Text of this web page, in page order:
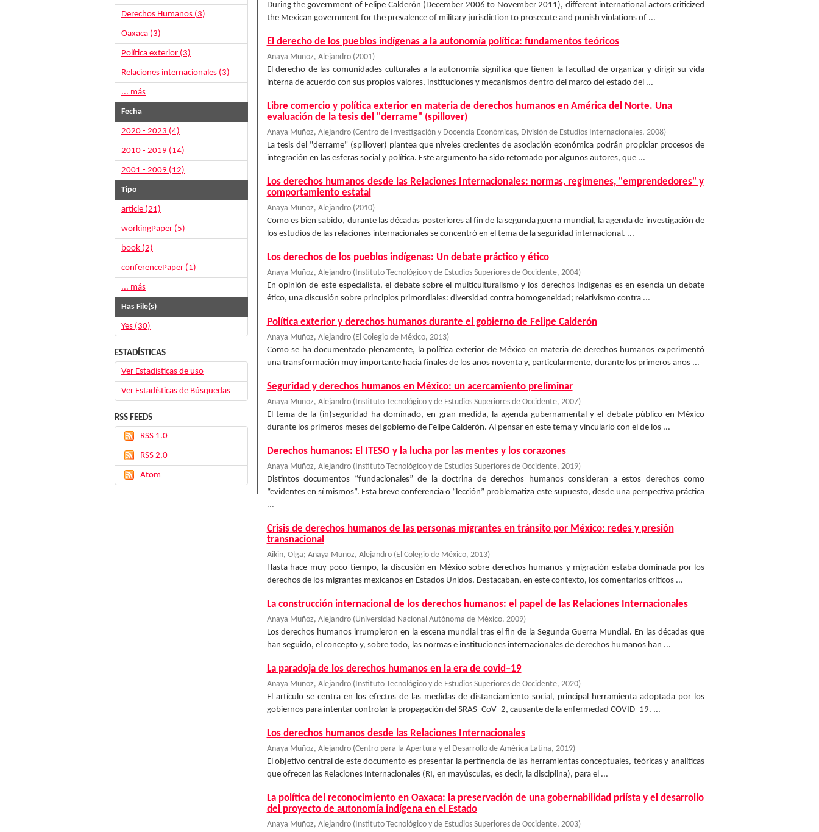
During the government of Felipe Calderón (December 2006 to November 2011), different international actors criticized
the Mexican government for the prevalence of military jurisdiction to prosecute and punish violations of ...
El derecho de los pueblos indígenas a la autonomía política: fundamentos teóricos
Anaya Muñoz, Alejandro (2001)
El derecho de las comunidades culturales a la autonomía significa que tienen la facultad de organizar y dirigir su vida
interna de acuerdo con sus propios valores, instituciones y mecanismos dentro del marco del estado del ...
Libre comercio y política exterior en materia de derechos humanos en América del Norte. Una
evaluación de la tesis del "derrame" (spillover)
Anaya Muñoz, Alejandro (Centro de Investigación y Docencia Económicas, División de Estudios Internacionales, 2008)
La tesis del "derrame" (spillover) plantea que niveles crecientes de asociación económica podrán propiciar procesos de
integración en las esferas social y política. Este argumento ha sido retomado por algunos autores, que ...
Los derechos humanos desde las Relaciones Internacionales: normas, regímenes, "emprendedores" y
comportamiento estatal
Anaya Muñoz, Alejandro (2010)
Como es bien sabido, durante las décadas posteriores al fin de la segunda guerra mundial, la agenda de investigación de
los estudios de las relaciones internacionales se concentró en el tema de la seguridad internacional. ...
Los derechos de los pueblos indígenas: Un debate práctico y ético
Anaya Muñoz, Alejandro ( Instituto Tecnológico y de Estudios Superiores de Occidente, 2004)
En opinión de este especialista, el debate sobre el multiculturalismo y los derechos indígenas es en esencia un debate
ético, una discusión sobre principios primordiales: diversidad contra homogeneidad; relativismo contra ...
Política exterior y derechos humanos durante el gobierno de Felipe Calderón
Anaya Muñoz, Alejandro ( El Colegio de México, 2013)
Como se ha documentado plenamente, la política exterior de México en materia de derechos humanos experimentó
una transformación muy importante hacia finales de los años noventa y, particularmente, durante los primeros años ...
Seguridad y derechos humanos en México: un acercamiento preliminar
Anaya Muñoz, Alejandro ( Instituto Tecnológico y de Estudios Superiores de Occidente, 2007)
El tema de la (in)seguridad ha dominado, en gran medida, la agenda gubernamental y el debate público en México
durante los primeros meses del gobierno de Felipe Calderón. Al pensar en este tema y vincularlo con el de los ...
Derechos humanos: El ITESO y la lucha por las mentes y los corazones
Anaya Muñoz, Alejandro ( Instituto Tecnológico y de Estudios Superiores de Occidente, 2019)
Distintos documentos “fundacionales” de la doctrina de derechos humanos consideran a estos derechos como
“evidentes en sí mismos”. Esta breve conferencia o “lección” problematiza este supuesto, desde una perspectiva práctica
...
Crisis de derechos humanos de las personas migrantes en tránsito por México: redes y presión
transnacional
Aikin, Olga; Anaya Muñoz, Alejandro ( El Colegio de México, 2013)
Hasta hace muy poco tiempo, la discusión en México sobre derechos humanos y migración estaba dominada por los
derechos de los migrantes mexicanos en Estados Unidos. Destacaban, en este contexto, los comentarios críticos ...
La construcción internacional de los derechos humanos: el papel de las Relaciones Internacionales
Anaya Muñoz, Alejandro (Universidad Nacional Autónoma de México, 2009)
Los derechos humanos irrumpieron en la escena mundial tras el fin de la Segunda Guerra Mundial. En las décadas que
han seguido, el concepto y, sobre todo, las normas e instituciones internacionales de derechos humanos han ...
La paradoja de los derechos humanos en la era de covid–19
Anaya Muñoz, Alejandro ( Instituto Tecnológico y de Estudios Superiores de Occidente, 2020)
El artículo se centra en los efectos de las medidas de distanciamiento social, principal herramienta adoptada por los
gobiernos para intentar controlar la propagación del SRAS–CoV–2, causante de la enfermedad COVID–19. ...
Los derechos humanos desde las Relaciones Internacionales
Anaya Muñoz, Alejandro (Centro para la Apertura y el Desarrollo de América Latina, 2019)
El objetivo central de este documento es presentar la pertinencia de las herramientas conceptuales, teóricas y analíticas
que ofrecen las Relaciones Internacionales (RI, en mayúsculas, es decir, la disciplina), para el ...
La política del reconocimiento en Oaxaca: la preservación de una gobernabilidad priísta y el desarrollo
del proyecto de autonomía indígena en el Estado
Anaya Muñoz, Alejandro ( Instituto Tecnológico y de Estudios Superiores de Occidente, 2003)
Derechos Humanos (3)
Oaxaca (3)
Política exterior (3)
Relaciones internacionales (3)
... más
Fecha
2020 - 2023 (4)
2010 - 2019 (14)
2001 - 2009 (12)
Tipo
article (21)
workingPaper (5)
book (2)
conferencePaper (1)
... más
Has File(s)
Yes (30)
ESTADÍSTICAS
Ver Estadísticas de uso
Ver Estadísticas de Búsquedas
RSS FEEDS
RSS 1.0
RSS 2.0
Atom